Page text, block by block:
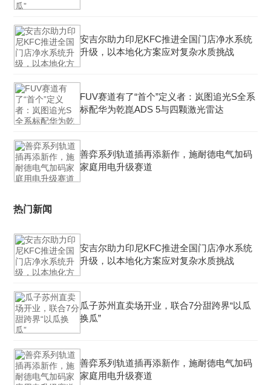
安吉尔助力印尼KFC推进全国门店净水系统
升级，以本地化方案应对复杂水质挑战
FUV赛道有了“首个”定义者：岚图追光S全系
标配华为乾崑ADS 5与四颗激光雷达
善弈系列轨道插再添新作，施耐德电气加码
家庭用电升级赛道
热门新闻
安吉尔助力印尼KFC推进全国门店净水系统
升级，以本地化方案应对复杂水质挑战
瓜子苏州直卖场开业，联合7分甜跨界“以瓜
换瓜”
善弈系列轨道插再添新作，施耐德电气加码
家庭用电升级赛道